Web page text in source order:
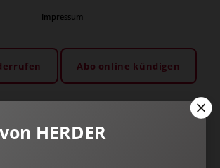
Impressum
Abo online kündigen
HERDER